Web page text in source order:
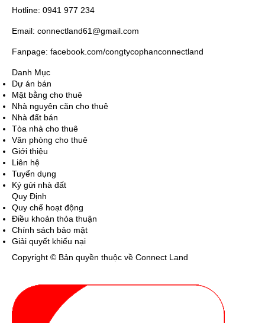
Hotline: 0941 977 234
Email: connectland61@gmail.com
Fanpage: facebook.com/congtycophanconnectland
Danh Mục
Dự án bán
Mặt bằng cho thuê
Nhà nguyên căn cho thuê
Nhà đất bán
Tòa nhà cho thuê
Văn phòng cho thuê
Giới thiệu
Liên hệ
Tuyển dụng
Ký gửi nhà đất
Quy Định
Quy chế hoạt động
Điều khoản thỏa thuận
Chính sách bảo mật
Giải quyết khiếu nại
Copyright © Bản quyền thuộc về Connect Land